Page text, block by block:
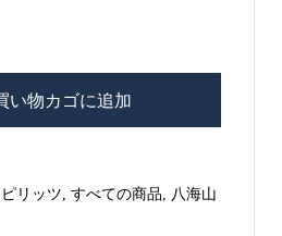
い物カゴに追加
リッツ, すべての商品, 八海山